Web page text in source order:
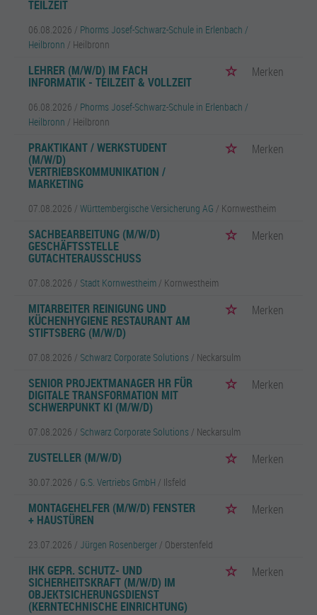
TEILZEIT
06.08.2026 / Phorms Josef-Schwarz-Schule in Erlenbach /
Heilbronn / Heilbronn
LEHRER (M/W/D) IM FACH
INFORMATIK - TEILZEIT & VOLLZEIT
Merken
06.08.2026 / Phorms Josef-Schwarz-Schule in Erlenbach /
Heilbronn / Heilbronn
PRAKTIKANT / WERKSTUDENT
(M/W/D)
VERTRIEBSKOMMUNIKATION /
MARKETING
Merken
07.08.2026 / Württembergische Versicherung AG / Kornwestheim
SACHBEARBEITUNG (M/W/D)
GESCHÄFTSSTELLE
GUTACHTERAUSSCHUSS
Merken
07.08.2026 / Stadt Kornwestheim / Kornwestheim
MITARBEITER REINIGUNG UND
KÜCHENHYGIENE RESTAURANT AM
STIFTSBERG (M/W/D)
Merken
07.08.2026 / Schwarz Corporate Solutions / Neckarsulm
SENIOR PROJEKTMANAGER HR FÜR
DIGITALE TRANSFORMATION MIT
SCHWERPUNKT KI (M/W/D)
Merken
07.08.2026 / Schwarz Corporate Solutions / Neckarsulm
ZUSTELLER (M/W/D) Merken
30.07.2026 / G.S. Vertriebs GmbH / Ilsfeld
MONTAGEHELFER (M/W/D) FENSTER
+ HAUSTÜREN
Merken
23.07.2026 / Jürgen Rosenberger / Oberstenfeld
IHK GEPR. SCHUTZ- UND
SICHERHEITSKRAFT (M/W/D) IM
OBJEKTSICHERUNGSDIENST
(KERNTECHNISCHE EINRICHTUNG)
Merken